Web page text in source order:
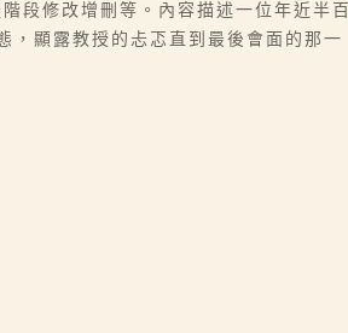
段修改增刪等。內容描述一位年近半百
，顯露教授的忐忑直到最後會面的那一